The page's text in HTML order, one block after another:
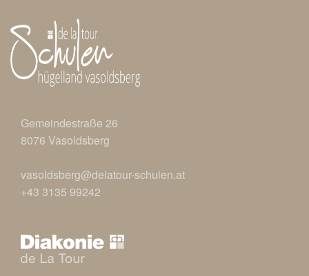
Gemeindestraße 26
8076 Vasoldsberg
vasoldsberg@delatour-schulen.at
+43 3135 99242